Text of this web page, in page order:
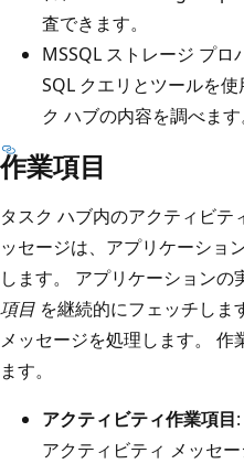
査できます。
MSSQL ストレージ プロ
SQL クエリとツールを
ク ハブの内容を調べます
作業項目
タスク ハブ内のアクティビテ
ッセージは、アプリケーショ
します。 アプリケーションの
項目 を継続的にフェッチしま
メッセージを処理します。 作
ます。
アクティビティ作業項目
アクティビティ メッセー